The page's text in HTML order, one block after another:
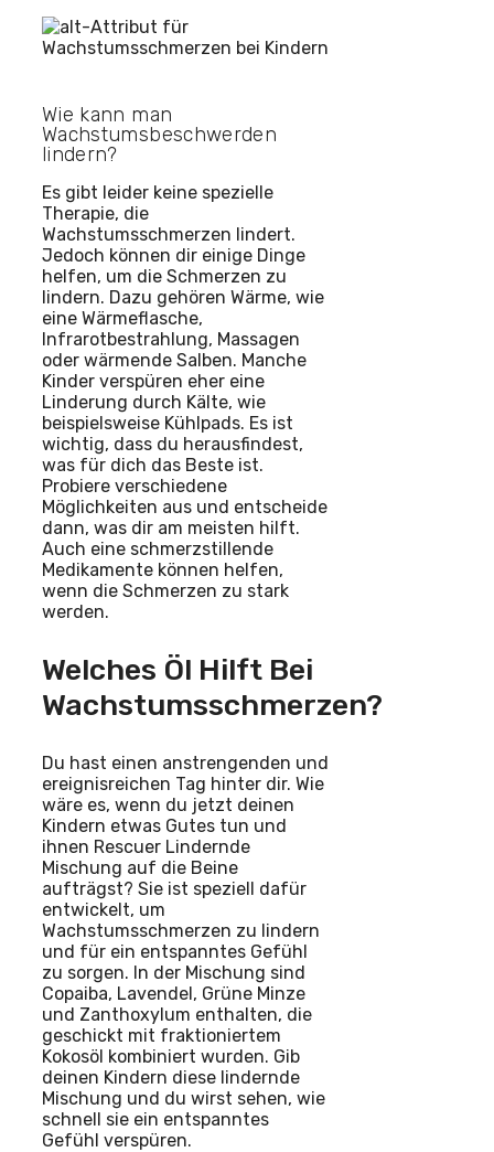
Wie kann man
Wachstumsbeschwerden
lindern?
Es gibt leider keine spezielle
Therapie, die
Wachstumsschmerzen lindert.
Jedoch können dir einige Dinge
helfen, um die Schmerzen zu
lindern. Dazu gehören Wärme, wie
eine Wärmeflasche,
Infrarotbestrahlung, Massagen
oder wärmende Salben. Manche
Kinder verspüren eher eine
Linderung durch Kälte, wie
beispielsweise Kühlpads. Es ist
wichtig, dass du herausfindest,
was für dich das Beste ist.
Probiere verschiedene
Möglichkeiten aus und entscheide
dann, was dir am meisten hilft.
Auch eine schmerzstillende
Medikamente können helfen,
wenn die Schmerzen zu stark
werden.
Welches Öl Hilft Bei
Wachstumsschmerzen?
Du hast einen anstrengenden und
ereignisreichen Tag hinter dir. Wie
wäre es, wenn du jetzt deinen
Kindern etwas Gutes tun und
ihnen Rescuer Lindernde
Mischung auf die Beine
aufträgst? Sie ist speziell dafür
entwickelt, um
Wachstumsschmerzen zu lindern
und für ein entspanntes Gefühl
zu sorgen. In der Mischung sind
Copaiba, Lavendel, Grüne Minze
und Zanthoxylum enthalten, die
geschickt mit fraktioniertem
Kokosöl kombiniert wurden. Gib
deinen Kindern diese lindernde
Mischung und du wirst sehen, wie
schnell sie ein entspanntes
Gefühl verspüren.